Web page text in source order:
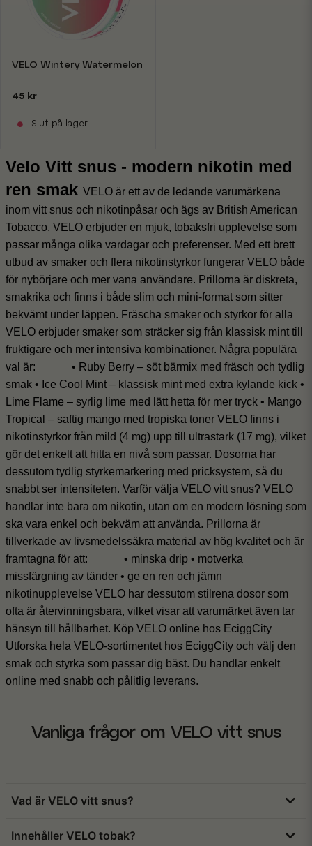
VELO Wintery Watermelon Mini
45 kr
Slut på lager
Velo Vitt snus - modern nikotin med
ren smak VELO är ett av de ledande varumärkena
inom vitt snus och nikotinpåsar och ägs av British American
Tobacco. VELO erbjuder en mjuk, tobaksfri upplevelse som
passar många olika vardagar och preferenser. Med ett brett
utbud av smaker och flera nikotinstyrkor fungerar VELO både
för nybörjare och mer vana användare. Prillorna är diskreta,
smakrika och finns i både slim och mini-format som sitter
bekvämt under läppen. Fräscha smaker och styrkor för alla
VELO erbjuder smaker som sträcker sig från klassisk mint till
fruktigare och mer intensiva kombinationer. Några populära
val är:
• Ruby Berry – söt bärmix med fräsch och tydlig
smak • Ice Cool Mint – klassisk mint med extra kylande kick •
Lime Flame – syrlig lime med lätt hetta för mer tryck • Mango
Tropical – saftig mango med tropiska toner VELO finns i
nikotinstyrkor från mild (4 mg) upp till ultrastark (17 mg), vilket
gör det enkelt att hitta en nivå som passar. Dosorna har
dessutom tydlig styrkemarkering med pricksystem, så du
snabbt ser intensiteten. Varför välja VELO vitt snus? VELO
handlar inte bara om nikotin, utan om en modern lösning som
ska vara enkel och bekväm att använda. Prillorna är
tillverkade av livsmedelssäkra material av hög kvalitet och är
framtagna för att:
• minska drip • motverka
missfärgning av tänder • ge en ren och jämn
nikotinupplevelse VELO har dessutom stilrena dosor som
ofta är återvinningsbara, vilket visar att varumärket även tar
hänsyn till hållbarhet. Köp VELO online hos EciggCity
Utforska hela VELO-sortimentet hos EciggCity och välj den
smak och styrka som passar dig bäst. Du handlar enkelt
online med snabb och pålitlig leverans.
Vanliga frågor om VELO vitt snus
Vad är VELO vitt snus?
nikotinpåsar. Det innehåller nikotin men ingen tobak
Innehåller VELO tobak?